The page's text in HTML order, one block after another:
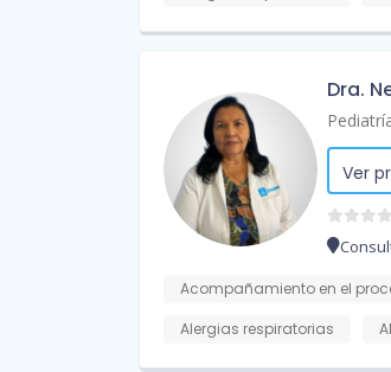
Dra.
Ver
Acompañamiento en el
Alergias respiratorias